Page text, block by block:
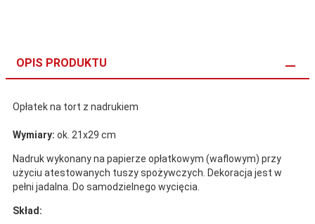
OPIS PRODUKTU
Opłatek na tort z nadrukiem
Wymiary: ok. 21x29 cm
Nadruk wykonany na papierze opłatkowym (waflowym) przy
użyciu atestowanych tuszy spożywczych. Dekoracja jest w
pełni jadalna. Do samodzielnego wycięcia.
Skład: